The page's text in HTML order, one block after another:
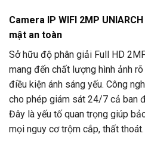
Camera IP WIFI 2MP
mật an toàn
Sở hữu độ phân giải Full HD
mang đến chất lượng hình ảnh
điều kiện ánh sáng yếu. Công
cho phép giám sát 24/7 cả ban
Đây là yếu tố quan trọng giúp
mọi nguy cơ trộm cắp, thất thoát.